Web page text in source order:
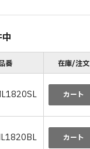
番 在庫/注文
カート
カート